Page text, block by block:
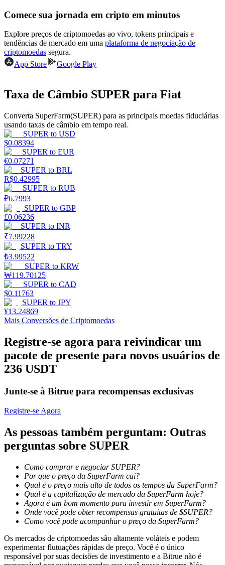
Porquinho poderoso
Ganhe recompensas competitivas diariamente
Estacamento
Altos retornos e acesso instantâneo
Launchpool
Staking flexível para ganhar tokens populares.
Bloqueios de BTR
Investimentos exclusivos para titulares de BTR
Empréstimos
Serviço de empréstimo apoiado por criptografia
Comece sua jornada em cripto em minutos
Explore preços de criptomoedas ao vivo, tokens principais e
tendências de mercado em uma plataforma de negociação de
criptomoedas segura.
App Store
Google Play
Taxa de Câmbio SUPER para Fiat
Converta SuperFarm(SUPER) para as principais moedas fiduciárias
usando taxas de câmbio em tempo real.
SUPER to USD
$0.08394
SUPER to EUR
€0.07271
SUPER to BRL
R$0.42995
SUPER to RUB
₽6.7993
SUPER to GBP
£0.06236
SUPER to INR
₹7.99228
SUPER to TRY
₺3.99522
SUPER to KRW
₩119.70125
SUPER to CAD
$0.11763
SUPER to JPY
¥13.24869
Mais Conversões de Criptomoedas
Registre-se agora para reivindicar um
pacote de presente para novos usuários de
236 USDT
Junte-se à Bitrue para recompensas exclusivas
Registre-se Agora
As pessoas também perguntam: Outras
perguntas sobre SUPER
Como comprar e negociar SUPER?
Por que o preço da SuperFarm cai?
Qual é o preço mais alto de todos os tempos da SuperFarm?
Qual é a capitalização de mercado da SuperFarm hoje?
Agora é um bom momento para investir em SuperFarm?
Onde você pode obter recompensas gratuitas de $SUPER?
Como você pode acompanhar o preço da SuperFarm?
Os mercados de criptomoedas são altamente voláteis e podem
experimentar flutuações rápidas de preço. Você é o único
responsável por suas decisões de investimento e a Bitrue não é